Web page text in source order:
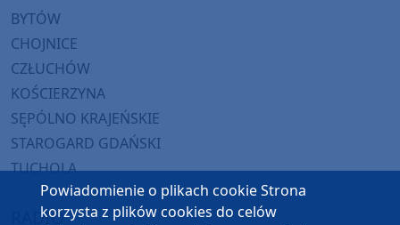
BYTÓW
CHOJNICE
CZŁUCHÓW
KOŚCIERZYNA
SĘPÓLNO KRAJEŃSKIE
STAROGARD GDAŃSKI
TUCHOLA
RADIO
Powiadomienie o plikach cookie Strona
korzysta z plików cookies do celów